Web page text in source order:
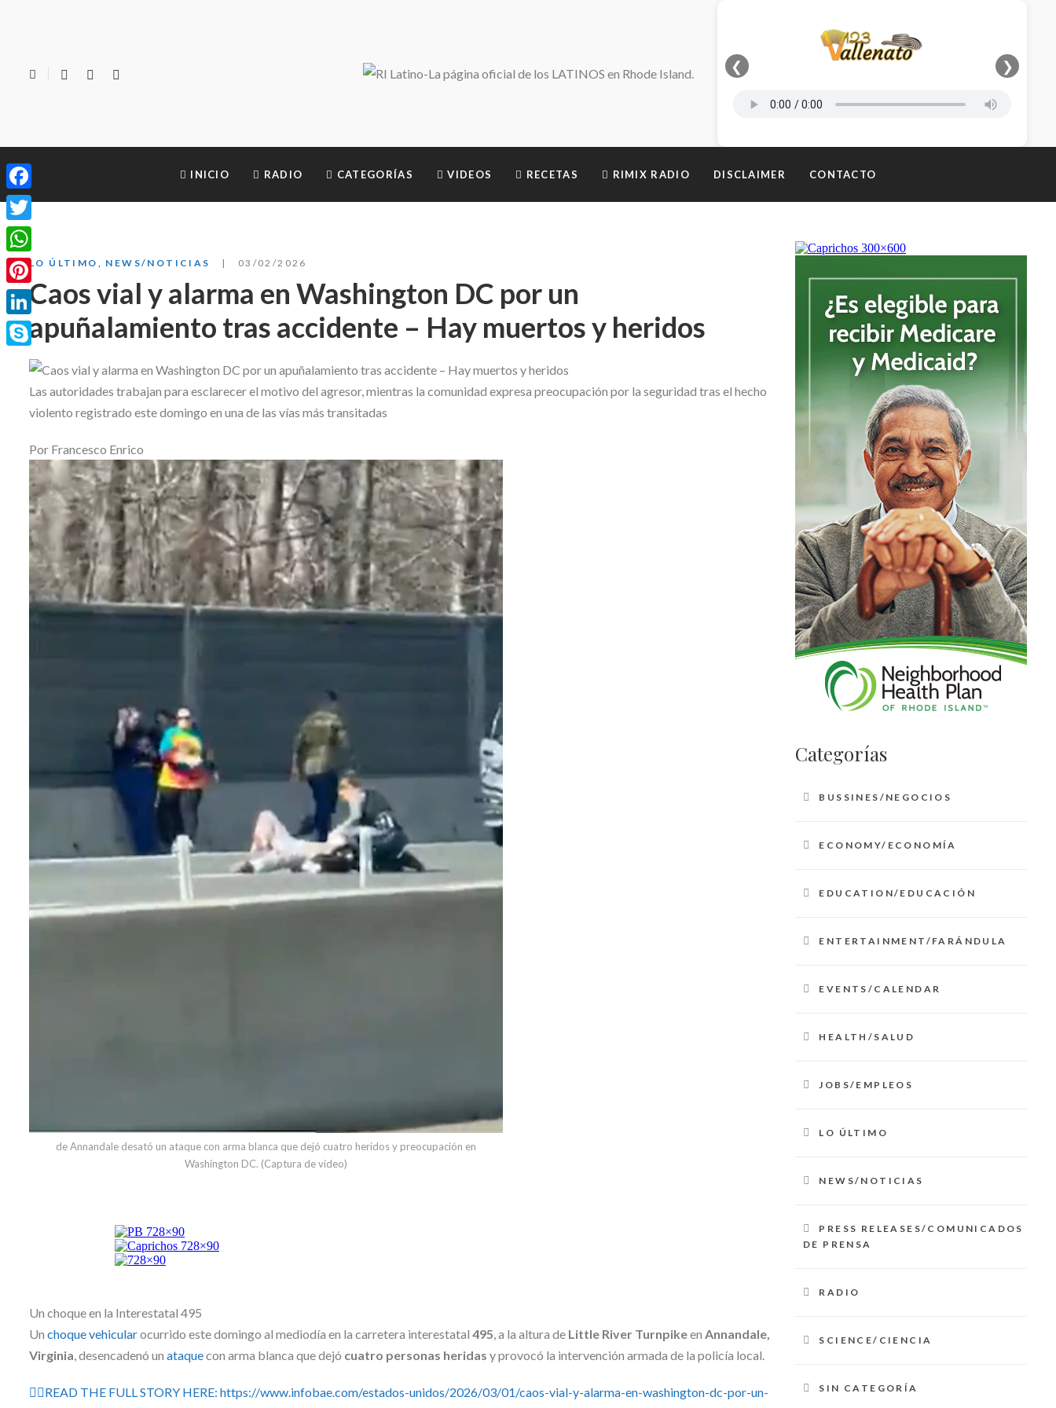
❮ ❯
INICIO RADIO CATEGORÍAS VIDEOS RECETAS RIMIX RADIO DISCLAIMER CONTACTO
LO ÚLTIMO NEWS/NOTICIAS 03/02/2026
Caos vial y alarma en Washington DC por un
apuñalamiento tras accidente – Hay muertos y heridos
Las autoridades trabajan para esclarecer el motivo del agresor, mientras la comunidad expresa preocupación por la seguridad tras el hecho
violento registrado este domingo en una de las vías más transitadas
Por Francesco Enrico
de Annandale desató un ataque con arma blanca que dejó cuatro heridos y preocupación en
Washington DC. (Captura de video)
Un choque en la Interestatal 495
Un choque vehicularocurrido este domingo al mediodía en la carretera interestatal 495, a la altura de Little River Turnpikeen Annandale,
Virginia, desencadenó un ataquecon arma blanca que dejó cuatro personas heridas y provocó la intervención armada de la policía local.
👉🏽READ THE FULL STORY HERE: https://www.infobae.com/estados-unidos/2026/03/01/caos-vial-y-alarma-en-washington-dc-por-un-
Categorías
BUSSINES/NEGOCIOS
ECONOMY/ECONOMÍA
EDUCATION/EDUCACIÓN
ENTERTAINMENT/FARÁNDULA
EVENTS/CALENDAR
HEALTH/SALUD
JOBS/EMPLEOS
LO ÚLTIMO
NEWS/NOTICIAS
PRESS RELEASES/COMUNICADOS
DE PRENSA
RADIO
SCIENCE/CIENCIA
SIN CATEGORÍA
Facebook
Twitter
WhatsApp
Pinterest
LinkedIn
Skype